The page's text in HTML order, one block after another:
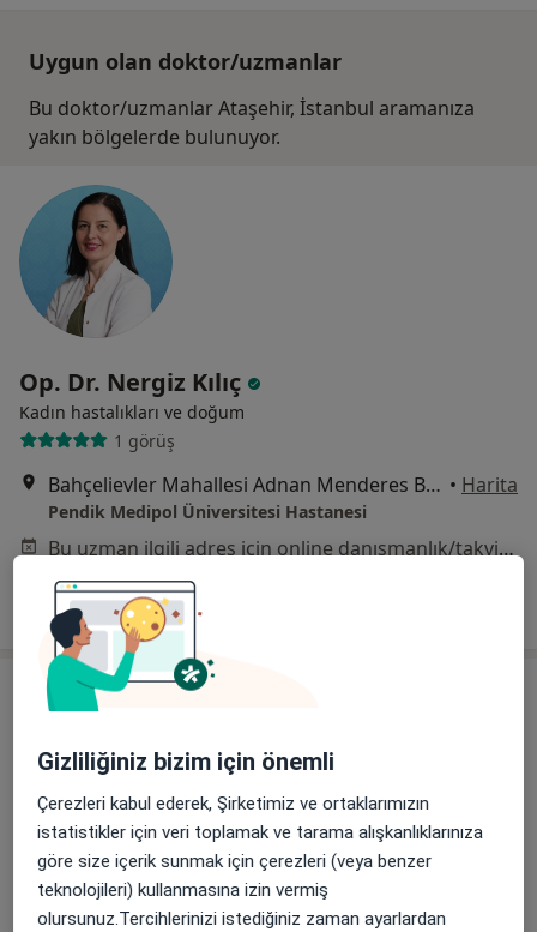
Uygun olan doktor/uzmanlar
Bu doktor/uzmanlar Ataşehir, İstanbul aramanıza
yakın bölgelerde bulunuyor.
Op. Dr. Nergiz Kılıç
Kadın hastalıkları ve doğum
1 görüş
Bahçelievler Mahallesi Adnan Menderes Bulvarı No:31, Pendik • Harita
Pendik Medipol Üniversitesi Hastanesi
Bu uzman ilgili adres için online danışmanlık/takvim sunmuyor.
Randevu talep et
Op. Dr. Zeynep Akçöltekin
Kadın hastalıkları ve doğum
Gizliliğiniz bizim için önemli
Çerezleri kabul ederek, Şirketimiz ve ortaklarımızın
istatistikler için veri toplamak ve tarama alışkanlıklarınıza
göre size içerik sunmak için çerezleri (veya benzer
teknolojileri) kullanmasına izin vermiş
olursunuz.Tercihlerinizi istediğiniz zaman ayarlardan